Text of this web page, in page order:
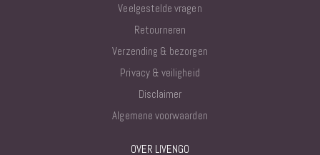
Veelgestelde vragen
Retourneren
Verzending & bezorgen
Privacy & veiligheid
Disclaimer
Algemene voorwaarden
OVER LIVENGO